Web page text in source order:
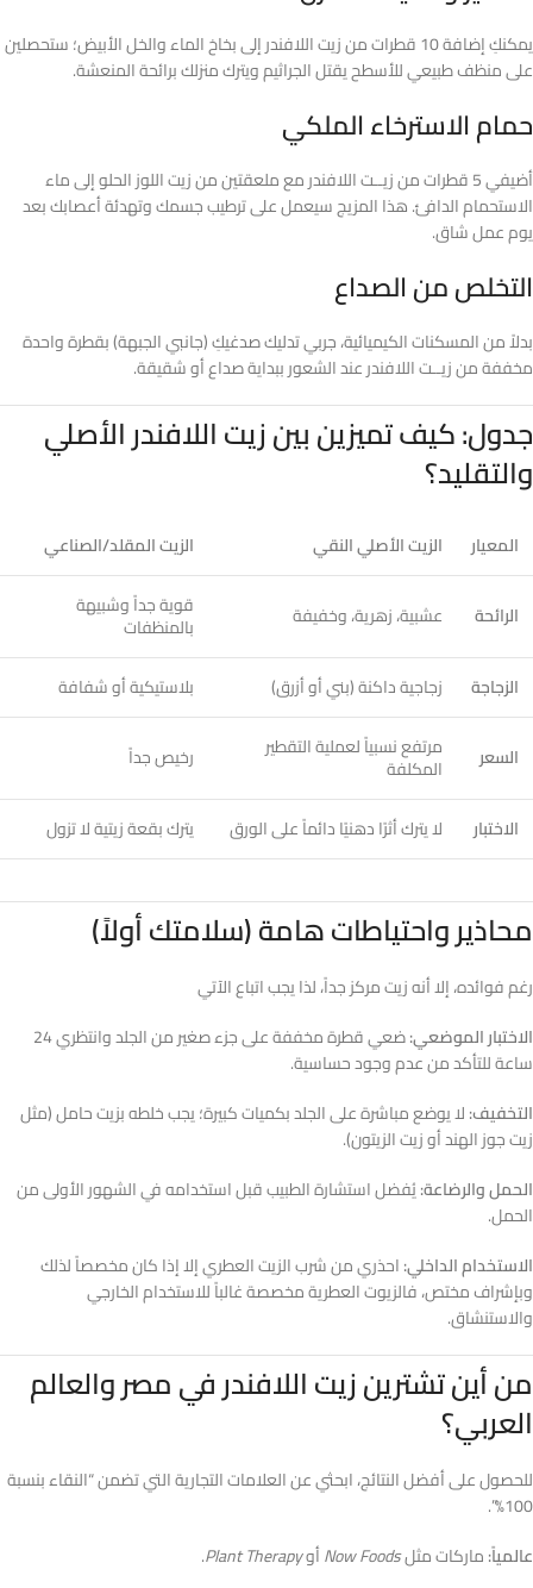
يمكنكِ إضافة 10 قطرات من زيت اللافندر إلى بخاخ الماء والخل الأبيض؛ ستحصلين
على منظف طبيعي للأسطح يقتل الجراثيم ويترك منزلك برائحة المنعشة.
حمام الاسترخاء الملكي
أضيفي 5 قطرات من زيــت اللافندر مع ملعقتين من زيت اللوز الحلو إلى ماء
الاستحمام الدافئ. هذا المزيج سيعمل على ترطيب جسمك وتهدئة أعصابك بعد
يوم عمل شاق.
التخلص من الصداع
بدلاً من المسكنات الكيميائية، جربي تدليك صدغيكِ (جانبي الجبهة) بقطرة واحدة
مخففة من زيــت اللافندر عند الشعور ببداية صداع أو شقيقة.
جدول: كيف تميزين بين زيت اللافندر الأصلي
والتقليد؟
المعيار الزيت الأصلي النقي الزيت المقلد/الصناعي
الرائحة عشبية، زهرية، وخفيفة قوية جداً وشبيهة
بالمنظفات
الزجاجة
زجاجية داكنة (بني أو أزرق) بلاستيكية أو شفافة
السعر مرتفع نسبياً لعملية التقطير
المكلفة رخيص جداً
الاختبار لا يترك أثرًا دهنيًا دائماً على الورق يترك بقعة زيتية لا تزول
محاذير واحتياطات هامة (سلامتك أولاً)
رغم فوائده، إلا أنه زيت مركز جداً، لذا يجب اتباع الآتي
الاختبار الموضعي:
ضعي قطرة مخففة على جزء صغير من الجلد وانتظري 24
ساعة للتأكد من عدم وجود حساسية.
التخفيف:لا يوضع مباشرة على الجلد بكميات كبيرة؛ يجب خلطه بزيت حامل (مثل
زيت جوز الهند أو زيت الزيتون).
الحمل والرضاعة:يُفضل استشارة الطبيب قبل استخدامه في الشهور الأولى من
الحمل.
الاستخدام الداخلي:احذري من شرب الزيت العطري إلا إذا كان مخصصاً لذلك
وبإشراف مختص، فالزيوت العطرية مخصصة غالباً للاستخدام الخارجي
والاستنشاق.
من أين تشترين زيت اللافندر في مصر والعالم
العربي؟
للحصول على أفضل النتائج، ابحثي عن العلامات التجارية التي تضمن “النقاء بنسبة
100%”.
عالمياً:ماركات مثلNow FoodsأوPlant Therapy
.